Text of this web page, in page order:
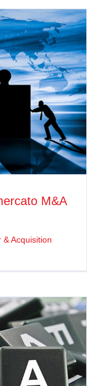
M&A
& Acquisition